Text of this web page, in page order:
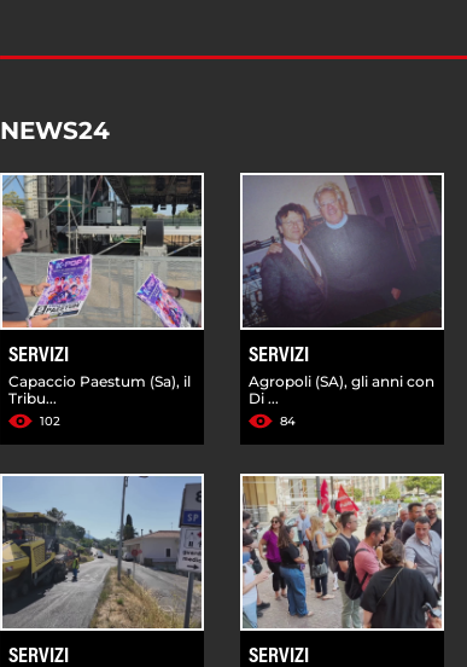
NEWS24
SERVIZI
Capaccio Paestum (Sa), il
Tribu...
102
SERVIZI
Agropoli (SA), gli anni con
Di ...
84
SERVIZI SERVIZI